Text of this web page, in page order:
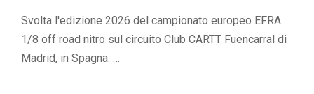
Svolta l'edizione 2026 del campionato europeo EFRA
1/8 off road nitro sul circuito Club CARTT Fuencarral di
Madrid, in Spagna. …